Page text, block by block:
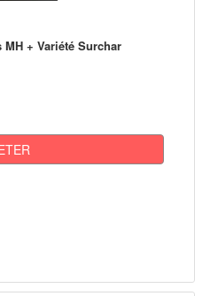
MH + Variété Surchar